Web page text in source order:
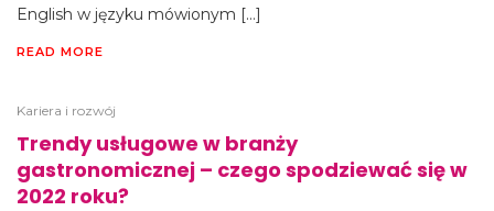
English w języku mówionym […]
READ MORE
Kariera i rozwój
Trendy usługowe w branży
gastronomicznej – czego spodziewać się w
2022 roku?